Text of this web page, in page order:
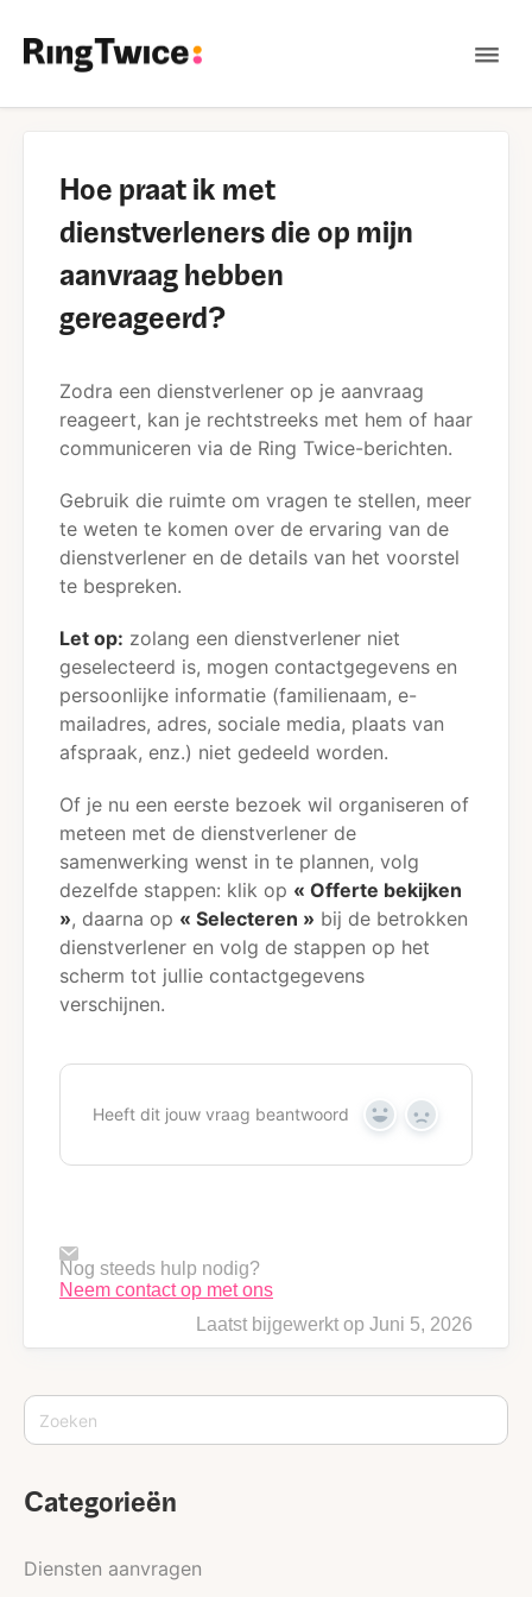
Hoe praat ik met
dienstverleners die op mijn
aanvraag hebben
gereageerd?
Zodra een dienstverlener op je aanvraag
reageert, kan je rechtstreeks met hem of haar
communiceren via de Ring Twice-berichten.
Gebruik die ruimte om vragen te stellen, meer
te weten te komen over de ervaring van de
dienstverlener en de details van het voorstel
te bespreken.
Let op: zolang een dienstverlener niet
geselecteerd is, mogen contactgegevens en
persoonlijke informatie (familienaam, e-
mailadres, adres, sociale media, plaats van
afspraak, enz.) niet gedeeld worden.
Of je nu een eerste bezoek wil organiseren of
meteen met de dienstverlener de
samenwerking wenst in te plannen, volg
dezelfde stappen: klik op « Offerte bekijken
», daarna op « Selecteren » bij de betrokken
dienstverlener en volg de stappen op het
scherm tot jullie contactgegevens
verschijnen.
Heeft dit jouw vraag beantwoord
Y
s
N
Nog steeds hulp nodig?
Neem contact op met ons
Laatst bijgewerkt op Juni 5, 2026
Categorieën
Diensten aanvragen